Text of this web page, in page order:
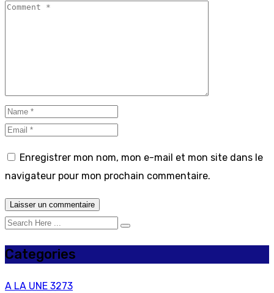
Enregistrer mon nom, mon e-mail et mon site dans le
navigateur pour mon prochain commentaire.
Categories
A LA UNE 3273